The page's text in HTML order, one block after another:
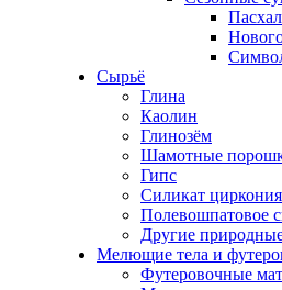
Сырьё
Глина
Каолин
Глинозём
Шамотные
Гипс
Силикат циркония
Полевошпатовое
Другие
Мелющие тела и
Футеровочные